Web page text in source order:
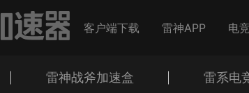
客户端下载 雷神APP 电
雷神战斧加速盒 雷系电